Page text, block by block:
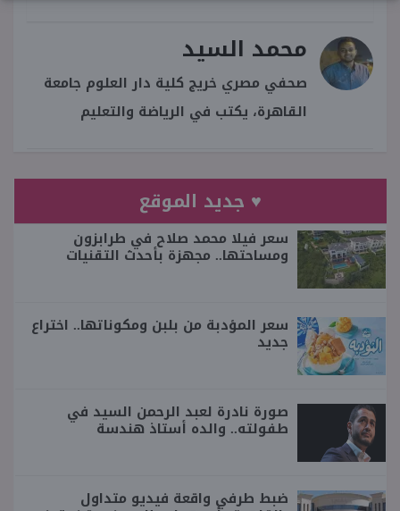
محمد السيد
صحفي مصري خريج كلية دار العلوم جامعة
القاهرة، يكتب في الرياضة والتعليم
♥ جديد الموقع
سعر فيلا محمد صلاح في طرابزون
ومساحتها.. مجهزة بأحدث التقنيات
سعر المؤدبة من بلبن ومكوناتها.. اختراع
جديد
صورة نادرة لعبد الرحمن السيد في
طفولته.. والده أستاذ هندسة
ضبط طرفي واقعة فيديو متداول